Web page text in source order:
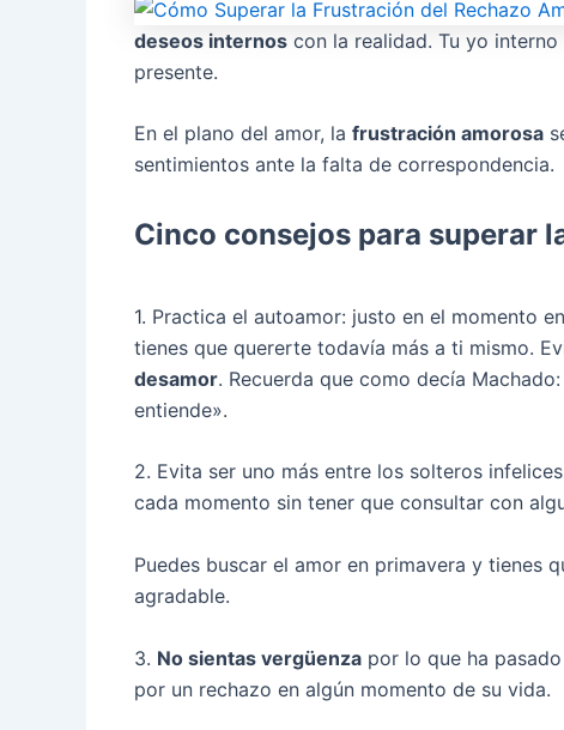
deseos internos con la realidad. Tu yo
presente.
En el plano del amor, la frustración amorosa
sentimientos ante la falta de correspondencia.
Cinco consejos para superar
1. Practica el autoamor: justo en el momento
tienes que quererte todavía más a ti mismo.
desamor. Recuerda que como decía
entiende».
2. Evita ser uno más entre los solteros
cada momento sin tener que consultar con
Puedes buscar el amor en primavera y tienes
agradable.
3. No sientas vergüenza por lo que ha
por un rechazo en algún momento de su vida.